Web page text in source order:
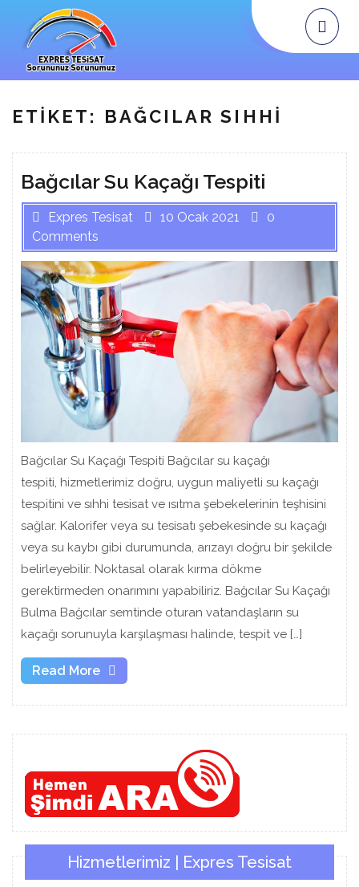
content
ETIKET: BAĞCILAR SIHHI
Bağcılar Su Kaçağı Tespiti
Expres Tesisat 10 Ocak 2021
0
Comments
Bağcılar Su Kaçağı Tespiti Bağcılar su kaçağı
tespiti, hizmetlerimiz doğru, uygun maliyetli su kaçağı
tespitini ve sıhhi tesisat ve ısıtma şebekelerinin teşhisini
sağlar. Kalorifer veya su tesisatı şebekesinde su kaçağı
veya su kaybı gibi durumunda, arızayı doğru bir şekilde
belirleyebilir. Noktasal olarak kırma dökme
gerektirmeden onarımını yapabiliriz. Bağcılar Su Kaçağı
Bulma Bağcılar semtinde oturan vatandaşların su
kaçağı sorunuyla karşılaşması halinde, tespit ve […]
Read More
Hizmetlerimiz | Expres Tesisat